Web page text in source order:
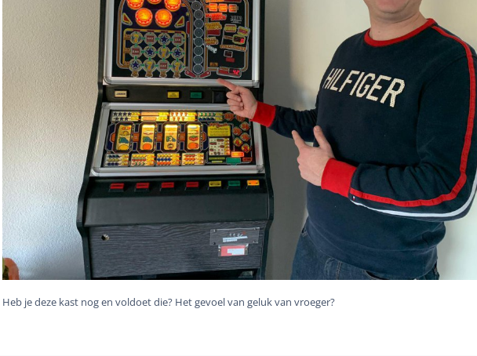
Heb je deze kast nog en voldoet die? Het gevoel van geluk van vroeger?